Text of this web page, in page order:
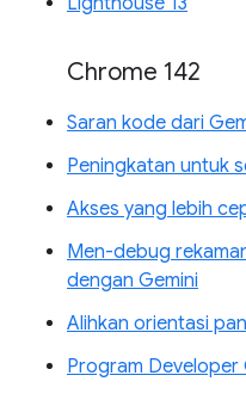
Chrome 142
Saran kode dari
Peningkatan untuk
Akses yang lebih
Men-debug
dengan Gemini
Alihkan orientasi
Program Developer